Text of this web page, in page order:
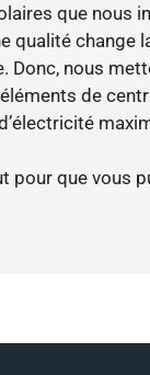
que nous
qualité change
Donc, nous
de
pour que vous